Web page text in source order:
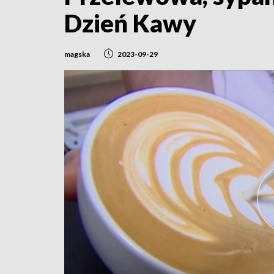
Dzień Kawy
magska 2023-09-29